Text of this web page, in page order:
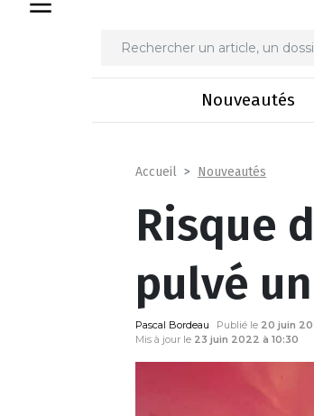
Nouveautés
Accueil Nouveautés
Risque
pulvé
Pascal Bordeau Publié le 20 juin
Mis à jour le 23 juin 2022 à 10:30